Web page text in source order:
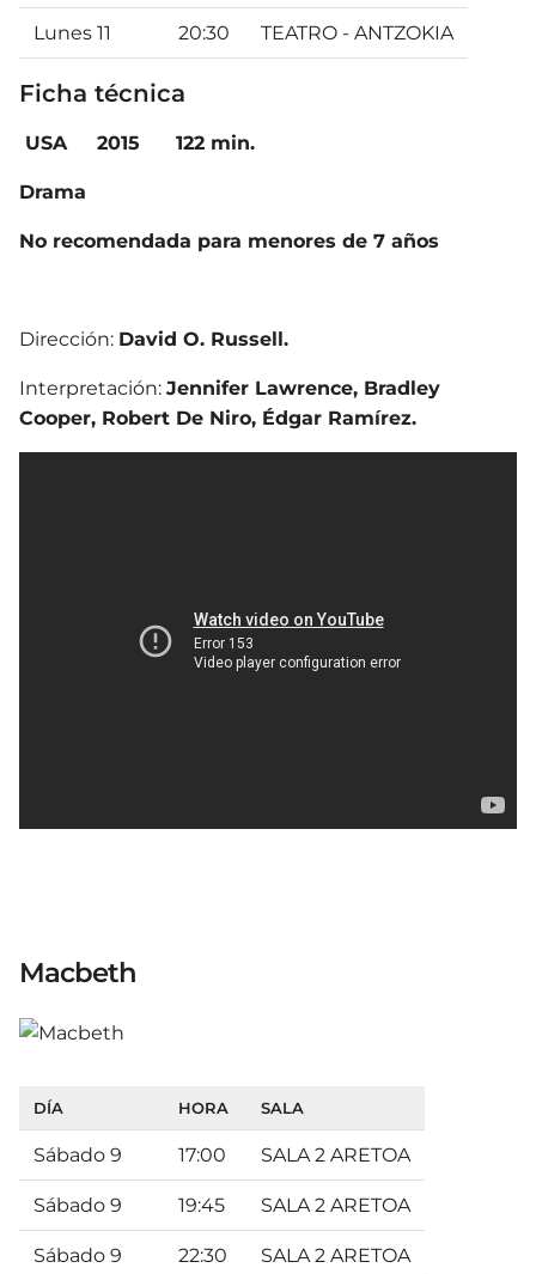
Lunes 11 20:30 TEATRO - ANTZOKIA
Ficha técnica
USA 2015 122 min.
Drama
No recomendada para menores de 7 años
Dirección: David O. Russell.
Interpretación: Jennifer Lawrence, Bradley
Cooper, Robert De Niro, Édgar Ramírez.
Macbeth
DÍA HORA SALA
Sábado 9 17:00 SALA 2 ARETOA
Sábado 9 19:45 SALA 2 ARETOA
Sábado 9 22:30 SALA 2 ARETOA